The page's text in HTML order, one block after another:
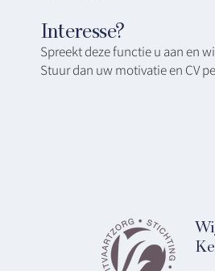
Interesse?
Spreekt deze functie u aan en
Stuur dan uw motivatie en CV